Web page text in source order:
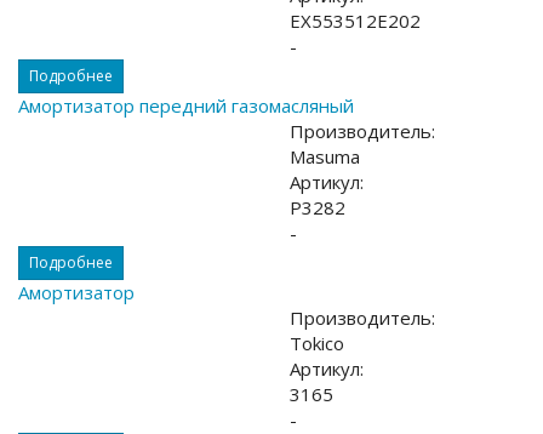
EX553512E202
-
Подробнее
Амортизатор передний газомасляный
Производитель:
Masuma
Артикул:
P3282
-
Подробнее
Амортизатор
Производитель:
Tokico
Артикул:
3165
-